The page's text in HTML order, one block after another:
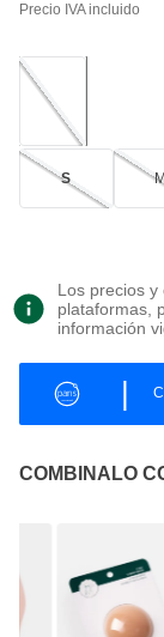
Precio IVA incluido
S M
Los precios
plataformas,
información
|
COMBINALO